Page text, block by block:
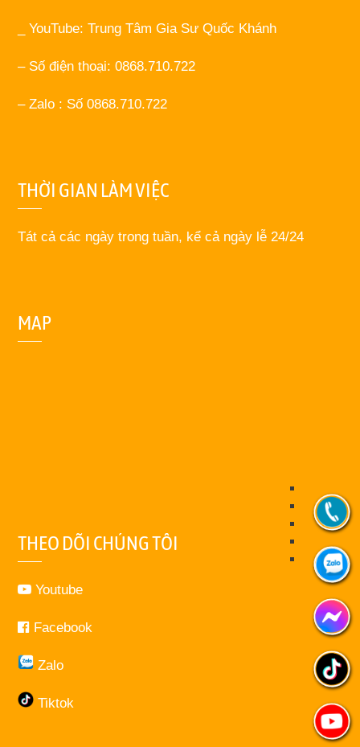
_ YouTube: Trung Tâm Gia Sư Quốc Khánh
– Số điện thoại: 0868.710.722
– Zalo : Số 0868.710.722
THỜI GIAN LÀM VIỆC
Tát cả các ngày trong tuần, kể cả ngày lễ 24/24
MAP
THEO DÕI CHÚNG TÔI
Youtube
Facebook
Zalo
Tiktok